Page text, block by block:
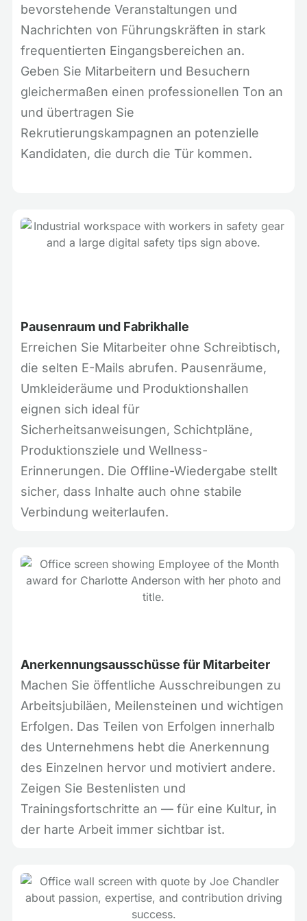
bevorstehende Veranstaltungen und
Nachrichten von Führungskräften in stark
frequentierten Eingangsbereichen an.
Geben Sie Mitarbeitern und Besuchern
gleichermaßen einen professionellen Ton an
und übertragen Sie
Rekrutierungskampagnen an potenzielle
Kandidaten, die durch die Tür kommen.
Pausenraum und Fabrikhalle
Erreichen Sie Mitarbeiter ohne Schreibtisch,
die selten E-Mails abrufen. Pausenräume,
Umkleideräume und Produktionshallen
eignen sich ideal für
Sicherheitsanweisungen, Schichtpläne,
Produktionsziele und Wellness-
Erinnerungen. Die Offline-Wiedergabe stellt
sicher, dass Inhalte auch ohne stabile
Verbindung weiterlaufen.
Anerkennungsausschüsse für Mitarbeiter
Machen Sie öffentliche Ausschreibungen zu
Arbeitsjubiläen, Meilensteinen und wichtigen
Erfolgen. Das Teilen von Erfolgen innerhalb
des Unternehmens hebt die Anerkennung
des Einzelnen hervor und motiviert andere.
Zeigen Sie Bestenlisten und
Trainingsfortschritte an — für eine Kultur, in
der harte Arbeit immer sichtbar ist.